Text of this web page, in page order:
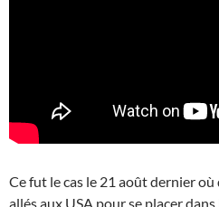
Ce fut le cas le 21 août dernier
allés aux USA pour se placer